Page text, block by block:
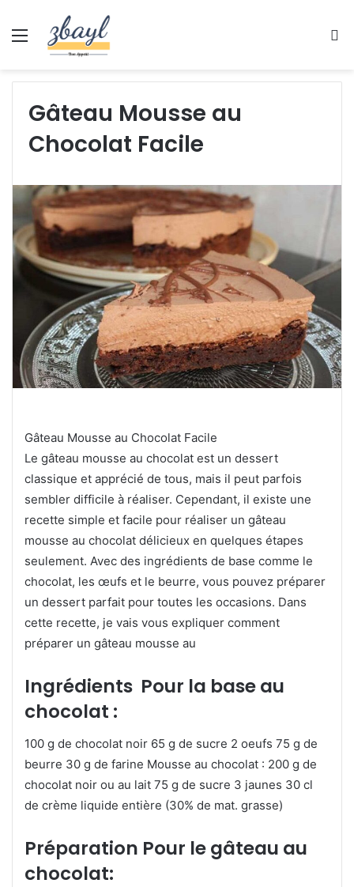
Menu
Gâteau Mousse au
Chocolat Facile
Gâteau Mousse au Chocolat Facile
Le gâteau mousse au chocolat est un dessert
classique et apprécié de tous, mais il peut parfois
sembler difficile à réaliser. Cependant, il existe une
recette simple et facile pour réaliser un gâteau
mousse au chocolat délicieux en quelques étapes
seulement. Avec des ingrédients de base comme le
chocolat, les œufs et le beurre, vous pouvez préparer
un dessert parfait pour toutes les occasions. Dans
cette recette, je vais vous expliquer comment
préparer un gâteau mousse au
Ingrédients Pour la base au
chocolat :
100 g de chocolat noir 65 g de sucre 2 oeufs 75 g de
beurre 30 g de farine Mousse au chocolat : 200 g de
chocolat noir ou au lait 75 g de sucre 3 jaunes 30 cl
de crème liquide entière (30% de mat. grasse)
Préparation Pour le gâteau au
chocolat: